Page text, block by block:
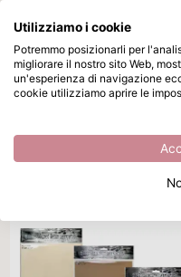
Passa al contenuto
Carta
Home / Carta e Cartone /
Carta
Marca Formato
Utilizziamo i cookie
Potremmo posizionarli per
migliorare il nostro sito Web,
un'esperienza di navigazione
cookie utilizziamo aprire le